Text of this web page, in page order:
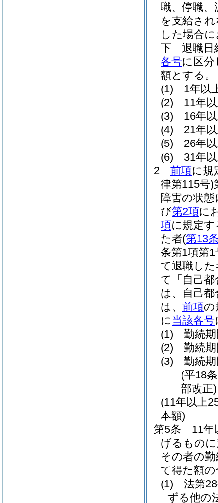
職、停職
を支給さ
した場合
下「退職日
各号に区分
額とする。
(1)
1年以
(2)
11年
(3)
16年
(4)
21年
(5)
26年
(6)
31年
2
前項に規
律第115号)
障害の状
び第2項に
項に規定
た者(第13
条第1項第
て退職し
て「自己
は、自己
は、 前項の
に 当該各号
(1)
勤続
(2)
勤続
(3)
勤続
(平18
部改正)
(11年以上
本額)
第5条
11年
げるもの
その者の
て得た額
(1)
法第
ずる他の